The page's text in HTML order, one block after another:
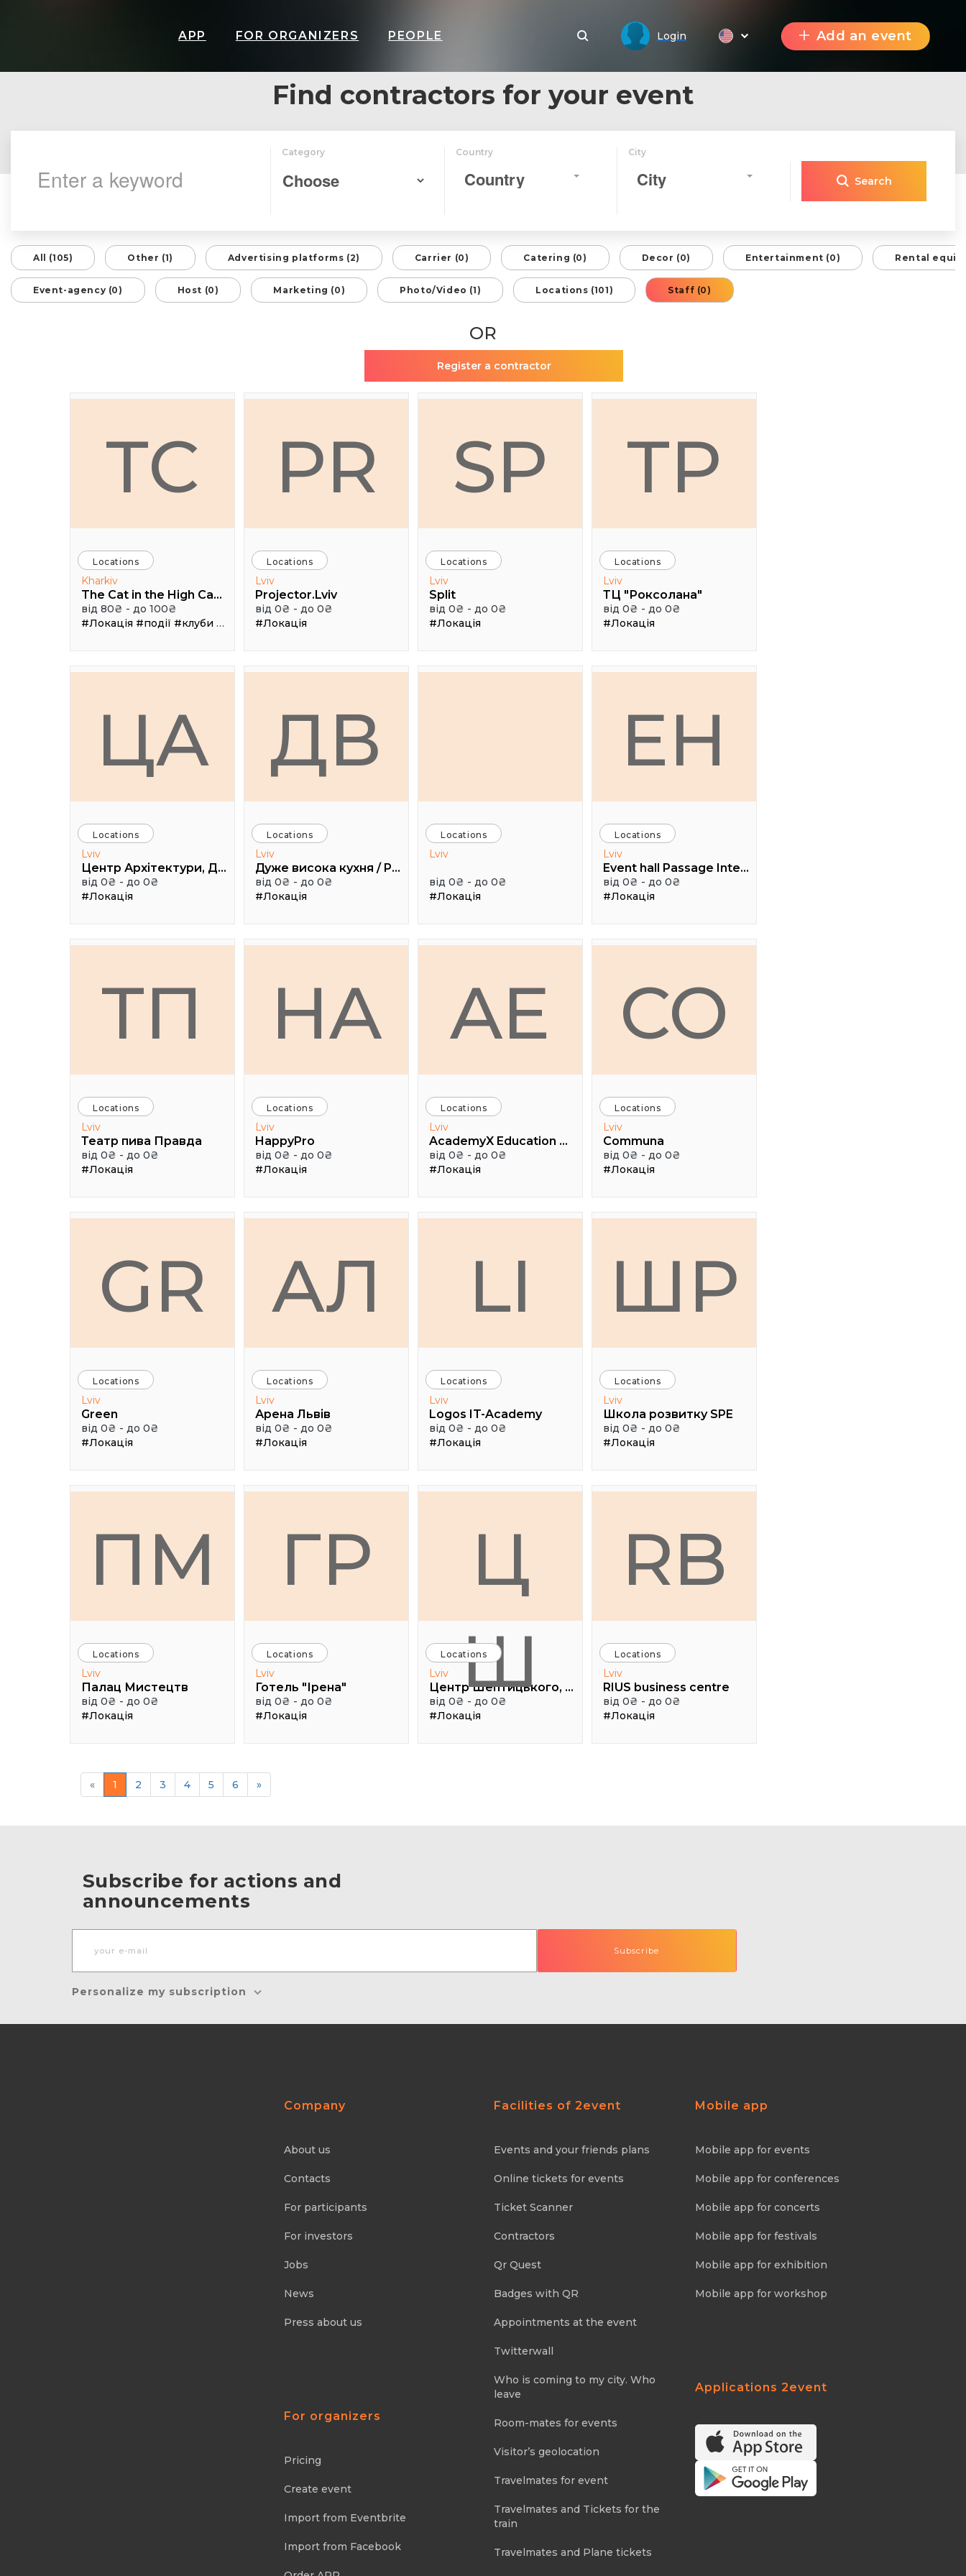
APP FOR ORGANIZERS PEOPLE Login Add an event
Find contractors for your event
Category Country
Country
City
City Search
All (105) Other (1) Advertising platforms (2) Carrier (0) Catering (0) Decor (0) Entertainment (0) Rental
Event-agency (0) Host (0) Marketing (0) Photo/Video (1) Locations (101) Staff (0)
OR
Register a contractor
TC
Locations
Kharkiv
The Cat in the High Castle
від 80₴ - до 100₴
#Локація #події #клуби #Зал
PR
Locations
Lviv
Projector.Lviv
від 0₴ - до 0₴
#Локація
SP
Locations
Lviv
Split
від 0₴ - до 0₴
#Локація
ТР
Locations
Lviv
ТЦ "Роксолана"
від 0₴ - до 0₴
#Локація
ЦА
Locations
Lviv
Центр Архітектури, Дизайну та Урбаністики Порохова ВЕЖА
від 0₴ - до 0₴
#Локація
ДВ
Locations
Lviv
Дуже висока кухня / Pretty High Kitchen
від 0₴ - до 0₴
#Локація
Locations
Lviv
від 0₴ - до 0₴
#Локація
EH
Locations
Lviv
Event hall Passage Interdit
від 0₴ - до 0₴
#Локація
ТП
Locations
Lviv
Театр пива Правда
від 0₴ - до 0₴
#Локація
HA
Locations
Lviv
HappyPro
від 0₴ - до 0₴
#Локація
AE
Locations
Lviv
AcademyX Education Hub
від 0₴ - до 0₴
#Локація
CO
Locations
Lviv
Communa
від 0₴ - до 0₴
#Локація
GR
Locations
Lviv
Green
від 0₴ - до 0₴
#Локація
АЛ
Locations
Lviv
Арена Львів
від 0₴ - до 0₴
#Локація
LI
Locations
Lviv
Logos IT-Academy
від 0₴ - до 0₴
#Локація
ШР
Locations
Lviv
Школа розвитку SPE
від 0₴ - до 0₴
#Локація
ПМ
Locations
Lviv
Палац Мистецтв
від 0₴ - до 0₴
#Локація
ГР
Locations
Lviv
Готель "Ірена"
від 0₴ - до 0₴
#Локація
Ц
Ш
Locations
Lviv
Центр Шептицького, 1 поверх, паркова аудиторія
від 0₴ - до 0₴
#Локація
RB
Locations
Lviv
RIUS business centre
від 0₴ - до 0₴
#Локація
« 1 2 3 4 5 6 »
Subscribe for actions and
announcements
Personalize my subscription
Company
About us
Contacts
For participants
For investors
Jobs
News
Press about us
For organizers
Pricing
Create event
Import from Eventbrite
Import from Facebook
Facilities of 2event
Events and your friends plans
Online tickets for events
Ticket Scanner
Contractors
Qr Quest
Badges with QR
Appointments at the event
Twitterwall
Who is coming to my city. Who
leave
Room-mates for events
Visitor’s geolocation
Travelmates for event
Travelmates and Tickets for the
train
Travelmates and Plane tickets
Mobile app
Mobile app for events
Mobile app for conferences
Mobile app for concerts
Mobile app for festivals
Mobile app for exhibition
Mobile app for workshop
Applications 2event